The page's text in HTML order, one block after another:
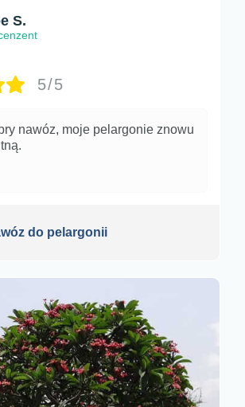
S.
5/5
nawóz, moje pelargonie znowu
do pelargonii